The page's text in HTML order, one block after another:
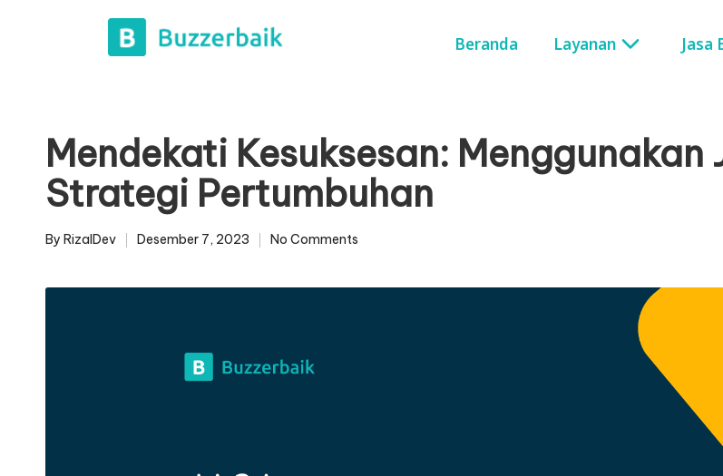
Beranda Layanan Jasa
Mendekati Kesuksesan:
Strategi Pertumbuhan
By RizalDev Desember 7, 2023 No Comments